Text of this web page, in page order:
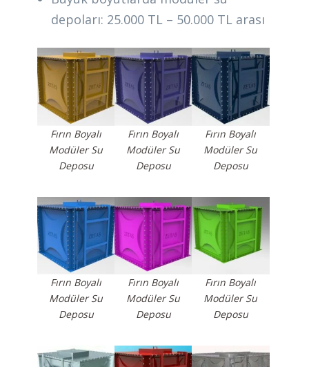
depoları: 25.000 TL – 50.000 TL arası
Fırın Boyalı
Modüler Su
Deposu
Fırın Boyalı
Modüler Su
Deposu
Fırın Boyalı
Modüler Su
Deposu
Fırın Boyalı
Modüler Su
Deposu
Fırın Boyalı
Modüler Su
Deposu
Fırın Boyalı
Modüler Su
Deposu